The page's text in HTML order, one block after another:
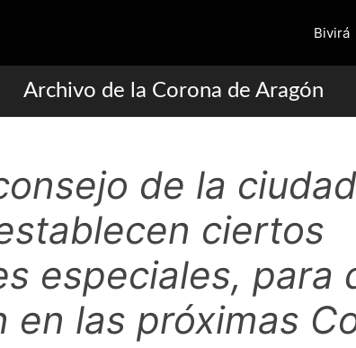
Bivirá
Archivo de la Corona de Aragón
de la
ciertos
especiales, para
en las próximas